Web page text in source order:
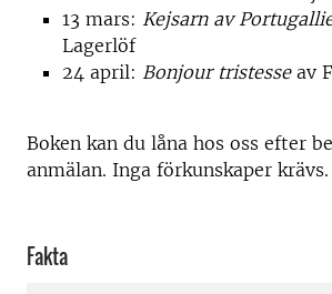
13 mars: Kejsarn av
Lagerlöf
24 april: Bonjour tristesseav
Boken kan du låna hos oss efter
anmälan. Inga förkunskaper krävs.
Fakta